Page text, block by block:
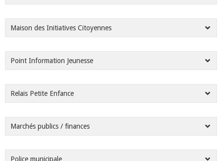
Maison des Initiatives Citoyennes
Point Information Jeunesse
Relais Petite Enfance
Marchés publics / finances
Police municipale